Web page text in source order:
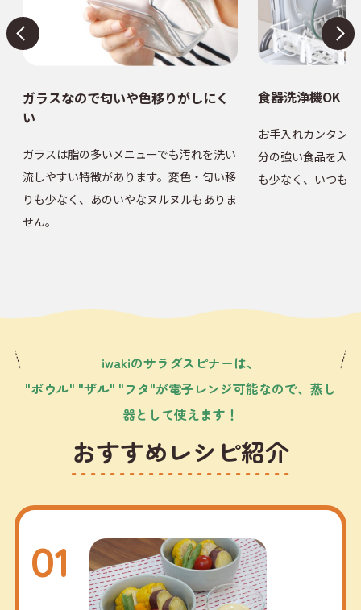
ガラスなので匂いや色移りがしにく
い
ガラスは脂の多いメニューでも汚れを洗い
流しやすい特徴があります。変色・匂い移
りも少なく、あのいやなヌルヌルもありま
せん。
食器洗浄機OK
お手入れカンタン
分の強い食品を入
も少なく、いつも
iwakiのサラダスピナーは、
"ボウル" "ザル" "フタ"が電子レンジ可能なので、 蒸し
器として使えます！
おすすめレシピ紹介
01